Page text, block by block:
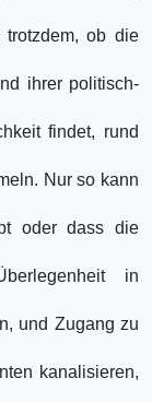
ob die
ihrer politisch-
findet, rund
Nur so kann
oder dass die
in
und Zugang zu
kanalisieren,